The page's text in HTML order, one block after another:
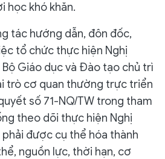
học khó khăn.
tác hướng dẫn, đôn đốc,
tổ chức thực hiện Nghị
Bộ Giáo dục và Đào tạo chủ trì
trò cơ quan thường trực triển
số 71-NQ/TW trong tham
theo dõi thực hiện Nghị
được cụ thể hóa thành
nguồn lực, thời hạn, cơ